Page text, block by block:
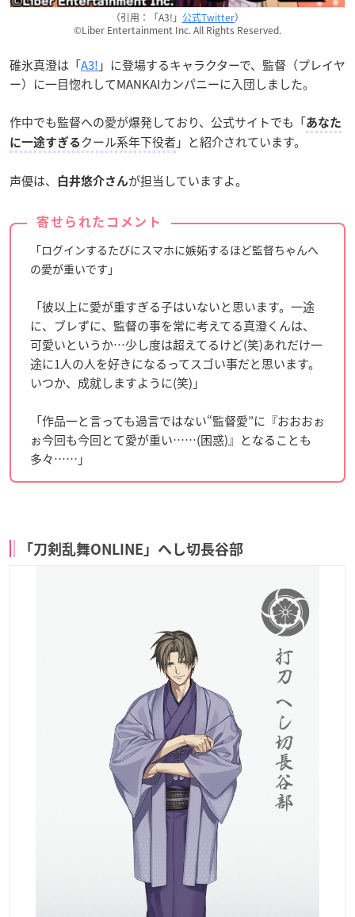
（引用：「A3!」 公式Twitter）
©Liber Entertainment Inc. All Rights Reserved.
碓氷真澄は「A3! 」に登場するキャラクターで、監督（プレイヤ
ー）に一目惚れしてMANKAIカンパニーに入団しました。
作中でも監督への愛が爆発しており、公式サイトでも「あなた
に一途すぎる クール系年下役者」と紹介されています。
声優は、 白井悠介さんが担当していますよ。
寄せられたコメント
「ログインするたびにスマホに嫉妬するほど監督ちゃんへ
の愛が重いです」
「彼以上に愛が重すぎる子はいないと思います。一途
に、ブレずに、監督の事を常に考えてる真澄くんは、
可愛いというか…少し度は超えてるけど(笑)あれだけ一
途に1人の人を好きになるってスゴい事だと思います。
いつか、成就しますように(笑)」
「作品一と言っても過言ではない“監督愛”に『おおおぉ
ぉ今回も今回とて愛が重い……(困惑)』となることも
多々……」
「刀剣乱舞ONLINE」へし切長谷部